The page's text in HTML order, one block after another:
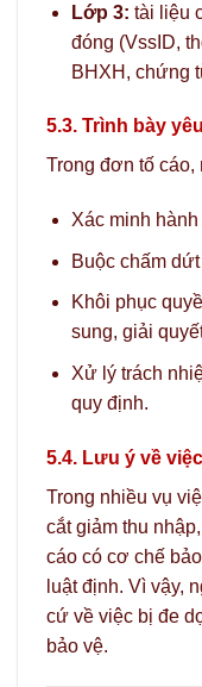
Lớp 3: tài liệu
đóng (VssID,
BHXH, chứng
5.3. Trình bày
Trong đơn tố cáo,
Xác minh
Buộc chấm
Khôi phục
sung, giải
Xử lý trách
quy định.
5.4. Lưu ý về
Trong nhiều vụ
cắt giảm thu
cáo có cơ chế
luật định. Vì vậy,
cứ về việc bị đe
bảo vệ.